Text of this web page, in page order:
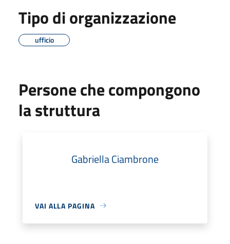
Tipo di organizzazione
ufficio
Persone che compongono
la struttura
Gabriella Ciambrone
VAI ALLA PAGINA